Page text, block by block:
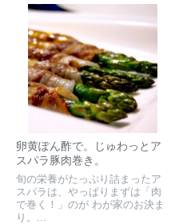
卵黄ぽん酢で。じゅわっとア
スパラ豚肉巻き。
旬の栄養がたっぷり詰まったア
スパラは、やっぱりまずは「肉
で巻く！」のが わが家のお決ま
り。...